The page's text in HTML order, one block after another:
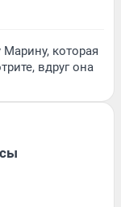
которая
вдруг она